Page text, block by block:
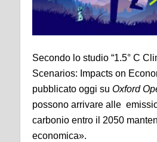
Secondo lo studio “1.5° C
Scenarios: Impacts on
pubblicato oggi su Oxford
possono arrivare alle
carbonio entro il 2050
economica».